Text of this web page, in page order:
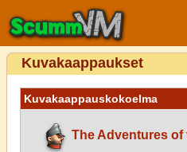
Kuvakaappaukset
Kuvakaappauskokoelma
The Adventures